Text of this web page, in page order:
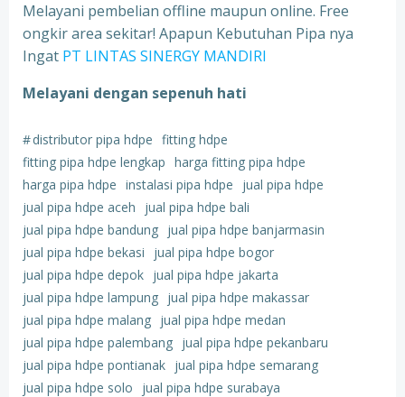
Melayani pembelian offline maupun online. Free
ongkir area sekitar! Apapun Kebutuhan Pipa nya
Ingat PT LINTAS SINERGY MANDIRI
Melayani dengan sepenuh hati
#distributor pipa hdpe fitting hdpe
fitting pipa hdpe lengkap harga fitting pipa hdpe
harga pipa hdpe instalasi pipa hdpe
jual pipa hdpe
jual pipa hdpe aceh
jual pipa hdpe bali
jual pipa hdpe bandung jual pipa hdpe banjarmasin
jual pipa hdpe bekasi
jual pipa hdpe bogor
jual pipa hdpe depok jual pipa hdpe jakarta
jual pipa hdpe lampung jual pipa hdpe makassar
jual pipa hdpe malang jual pipa hdpe medan
jual pipa hdpe palembang jual pipa hdpe pekanbaru
jual pipa hdpe pontianak jual pipa hdpe semarang
jual pipa hdpe solo
jual pipa hdpe surabaya